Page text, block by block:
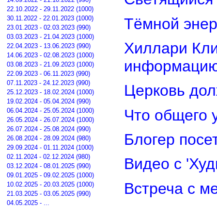
22.10.2022 - 29.11.2022 (1000)
30.11.2022 - 22.01.2023 (1000)
23.01.2023 - 02.03.2023 (990)
03.03.2023 - 21.04.2023 (1000)
22.04.2023 - 13.06.2023 (990)
14.06.2023 - 02.08.2023 (1000)
03.08.2023 - 21.09.2023 (1000)
22.09.2023 - 06.11.2023 (990)
07.11.2023 - 24.12.2023 (990)
25.12.2023 - 18.02.2024 (1000)
19.02.2024 - 05.04.2024 (990)
06.04.2024 - 25.05.2024 (1000)
26.05.2024 - 26.07.2024 (1000)
26.07.2024 - 25.08.2024 (990)
26.08.2024 - 28.09.2024 (980)
29.09.2024 - 01.11.2024 (1000)
02.11.2024 - 02.12.2024 (980)
03.12.2024 - 08.01.2025 (990)
09.01.2025 - 09.02.2025 (1000)
10.02.2025 - 20.03.2025 (1000)
21.03.2025 - 03.05.2025 (990)
04.05.2025 - ...
Тёмной
Хиллари
Церковь
Что общего
Блогер
Видео с
Встреча с